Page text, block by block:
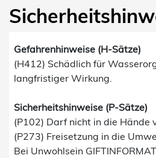
Gefahrenhinweise (H-Sätze)
(H412) Schädlich für
langfristiger Wirkung.
Sicherheitshinweise (P-Sätze)
(P102) Darf nicht in die Hände
(P273) Freisetzung in die
Bei Unwohlsein